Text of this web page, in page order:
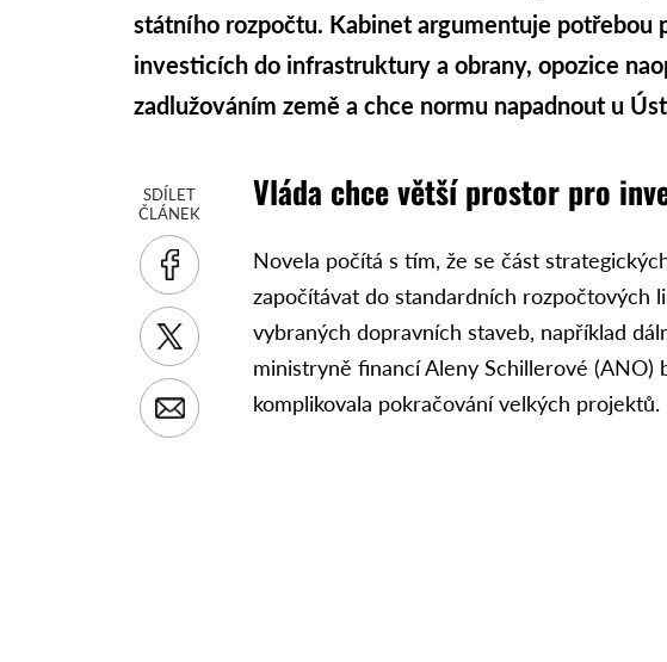
státního rozpočtu. Kabinet argumentuje potřebou
investicích do infrastruktury a obrany, opozice
zadlužováním země a chce normu napadnout u
SDÍLET
ČLÁNEK
Vláda chce větší prostor pro
Novela počítá s tím, že se část
započítávat do standardních rozpočtových
vybraných dopravních staveb, například
ministryně financí Aleny Schillerové (ANO)
komplikovala pokračování velkých projektů.